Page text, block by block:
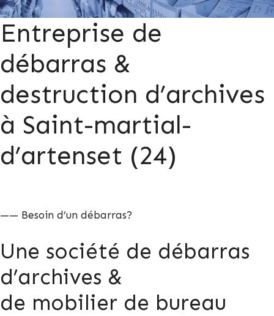
Entreprise de
débarras &
destruction d’archives
à Saint-martial-
d’artenset (24)
—— Besoin d’un débarras?
Une société de débarras
d’archives &
de mobilier de bureau